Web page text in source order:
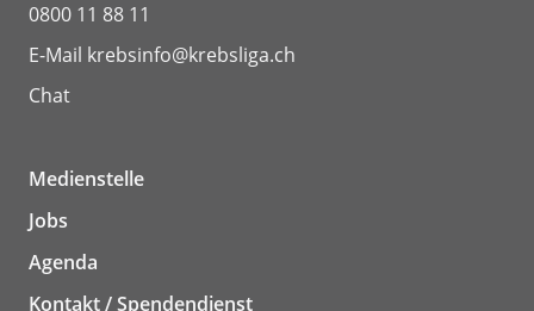
0800 11 88 11
E-Mail krebsinfo@krebsliga.ch
Chat
Medienstelle
Jobs
Agenda
Kontakt / Spendendienst